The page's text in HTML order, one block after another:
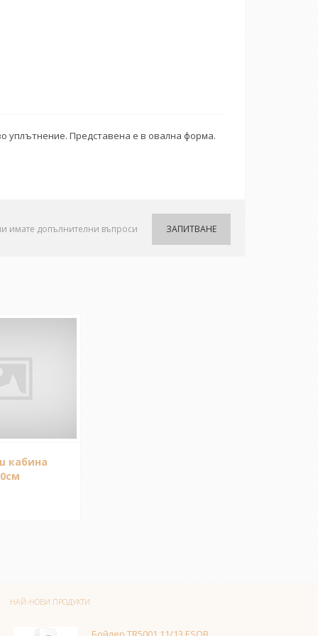
уплътнение. Представена е в овална форма.
ЗАПИТВАНЕ
имате допълнителни въпроси
кабина
НАЙ-НОВИ ПРОДУКТИ